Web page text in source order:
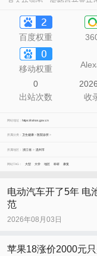
员会的评审。医院目前开放
百度权重
移动权重
0
出站次数
收
网站地址： https://rahos.gov.cn
所属分类： 卫生健康> 医院诊所>
所属地区： 浙江省> 温州市
网站TAG： 大型 大学 地区 科研 康复
电动汽车开了5年 电
范
2026年08月03日
苹果18涨价2000元